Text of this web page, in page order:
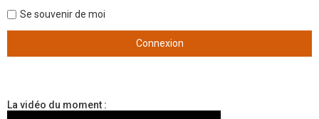
Se souvenir de moi
La vidéo du moment :